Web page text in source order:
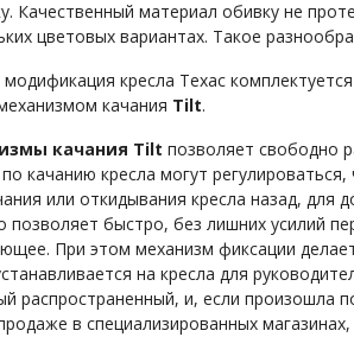
Качественный материал обивку не
цветовых вариантах. Такое
кресла Техас
качания Tilt.
качания Tilt позволяет свободно
качанию кресла могут
или откидывания кресла назад,
позволяет быстро, без лишних усилий
При этом механизм фиксации
на кресла для
распространенный, и, если произошла
в специализированных